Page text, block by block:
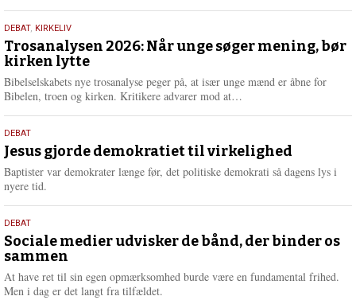
e
2.
juni
2026
DEBAT, KIRKELIV
Trosanalysen 2026: Når unge søger mening, bør
kirken lytte
Bibelselskabets nye trosanalyse peger på, at især unge mænd er åbne for
Bibelen, troen og kirken. Kritikere advarer mod at…
e
r
18.
maj
2026
DEBAT
Jesus gjorde demokratiet til virkelighed
Baptister var demokrater længe før, det politiske demokrati så dagens lys i
nyere tid.
18.
maj
2026
DEBAT
Sociale medier udvisker de bånd, der binder os
sammen
At have ret til sin egen opmærksomhed burde være en fundamental frihed.
Men i dag er det langt fra tilfældet.